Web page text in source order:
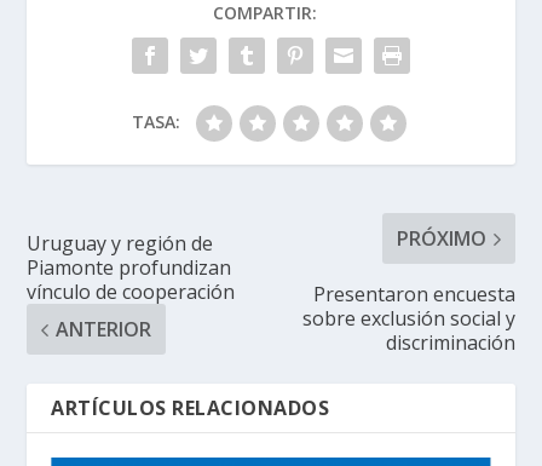
COMPARTIR:
TASA:
Uruguay y región de
Piamonte profundizan
vínculo de cooperación
ANTERIOR
PRÓXIMO
Presentaron encuesta
sobre exclusión social y
discriminación
ARTÍCULOS RELACIONADOS